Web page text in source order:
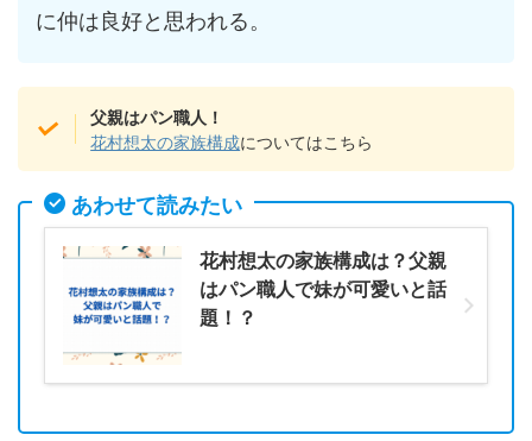
に仲は良好と思われる。
父親はパン職人！
花村想太の家族構成についてはこちら
あわせて読みたい
花村想太の家族構成は？父親
はパン職人で妹が可愛いと話
題！？